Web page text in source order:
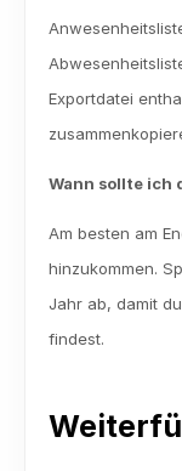
Exportdatei
Wann sollte ich
Am besten am
hinzukommen.
Jahr ab, damit
findest.